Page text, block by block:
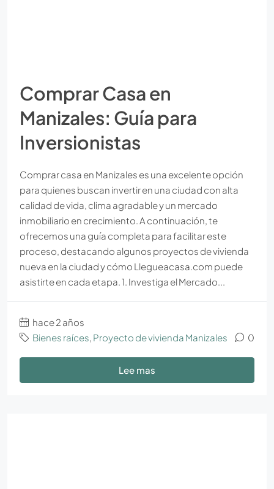
Comprar Casa en
Manizales: Guía para
Inversionistas
Comprar casa en Manizales es una excelente opción
para quienes buscan invertir en una ciudad con alta
calidad de vida, clima agradable y un mercado
inmobiliario en crecimiento. A continuación, te
ofrecemos una guía completa para facilitar este
proceso, destacando algunos proyectos de vivienda
nueva en la ciudad y cómo Llegueacasa.com puede
asistirte en cada etapa. 1. Investiga el Mercado...
hace 2 años
Bienes raíces, Proyecto de vivienda Manizales 0
Lee mas